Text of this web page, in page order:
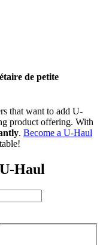
de petite
that want to add U-
product offering. With
. Become a U-Haul
Haul